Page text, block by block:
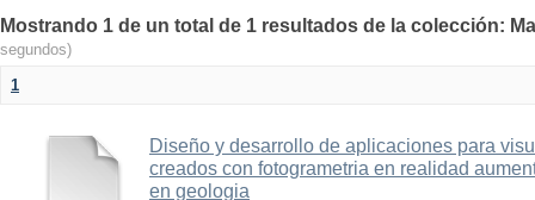
Mostrando 1 de un total de 1 resultados de la colección:
segundos)
1
Diseño y desarrollo de aplicaciones para
creados con fotogrametria en realidad
en geologia